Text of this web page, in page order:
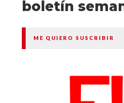
boletín
ME QUIERO SUSCRIBIR